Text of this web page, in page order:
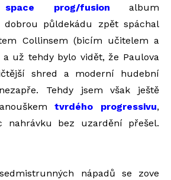
space prog/fusion album
půldekádu zpět spáchal
Collinsem (bicím učitelem a
už tehdy bylo vidět, že Paulova
shred a moderní hudební
Tehdy jsem však ještě
tvrdého progressivu,
nahrávku bez uzardění přešel.
nápadů se zove